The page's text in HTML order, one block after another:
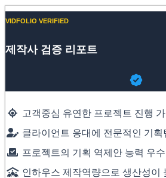
VIDFOLIO VERIFIED
제작사 검증 리포트
고객중심 유연한 프로젝트 진행
클라이언트 응대에 전문적인 기획
프로젝트의 기획 역제안 능력 우수
인하우스 제작역량으로 생산성이